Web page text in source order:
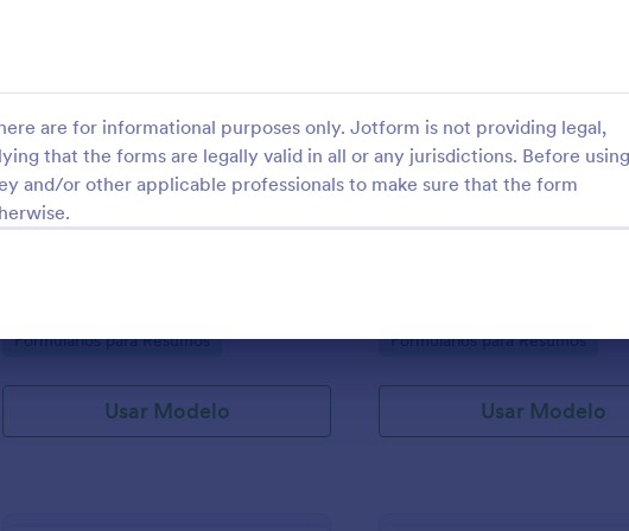
are for informational purposes only. Jotform is not providing legal,
that the forms are legally valid in all or any jurisdictions. Before using
and/or other applicable professionals to make sure that the form
Concurso Público SAMU
Go to Category:
Formulários para Resumos
Usar Modelo
:
Formulário para inscriçoes de
Go to Category:
Formulários para Resumos
Usar Modelo